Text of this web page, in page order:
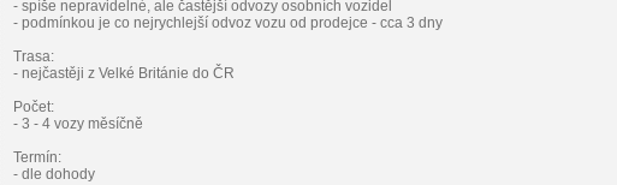
- spíše nepravidelné, ale častější odvozy osobních vozidel
- podmínkou je co nejrychlejší odvoz vozu od prodejce - cca 3 dny
Trasa:
- nejčastěji z Velké Británie do ČR
Počet:
- 3 - 4 vozy měsíčně
Termín:
- dle dohody